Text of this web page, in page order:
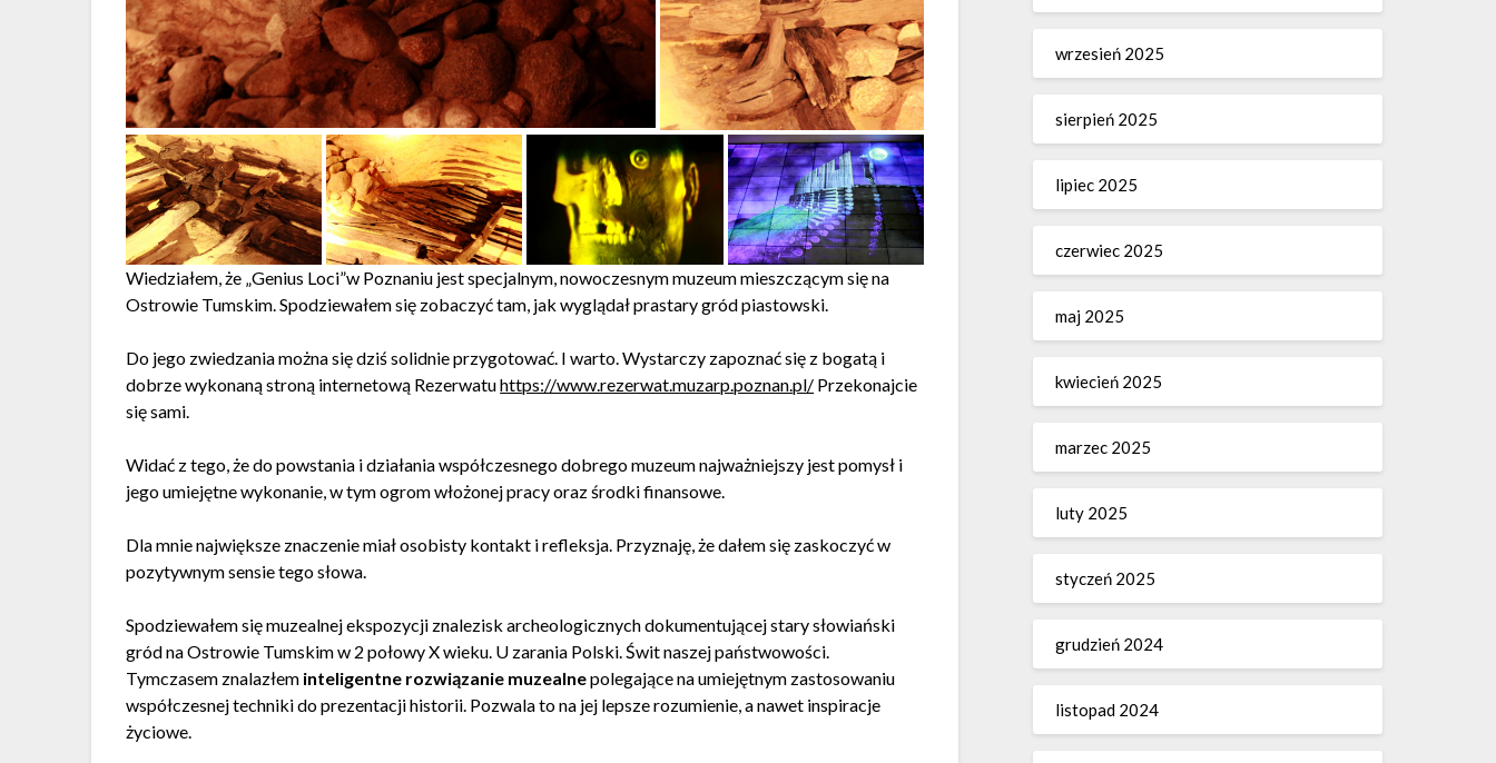
Wiedziałem, że „Genius Loci”w Poznaniu jest specjalnym, nowoczesnym muzeum mieszczącym się na
Ostrowie Tumskim. Spodziewałem się zobaczyć tam, jak wyglądał prastary gród piastowski.
Do jego zwiedzania można się dziś solidnie przygotować. I warto. Wystarczy zapoznać się z bogatą i
dobrze wykonaną stroną internetową Rezerwatuhttps://www.rezerwat.muzarp.poznan.pl/ Przekonajcie
się sami.
Widać z tego, że do powstania i działania współczesnego dobrego muzeum najważniejszy jest pomysł i
jego umiejętne wykonanie, w tym ogrom włożonej pracy oraz środki finansowe.
Dla mnie największe znaczenie miał osobisty kontakt i refleksja. Przyznaję, że dałem się zaskoczyć w
pozytywnym sensie tego słowa.
Spodziewałem się muzealnej ekspozycji znalezisk archeologicznych dokumentującej stary słowiański
gród na Ostrowie Tumskim w 2 połowy X wieku. U zarania Polski. Świt naszej państwowości.
Tymczasem znalazłem inteligentne rozwiązanie muzealnepolegające na umiejętnym zastosowaniu
współczesnej techniki do prezentacji historii. Pozwala to na jej lepsze rozumienie, a nawet inspiracje
życiowe.
wrzesień 2025
sierpień 2025
lipiec 2025
czerwiec 2025
maj 2025
kwiecień 2025
marzec 2025
luty 2025
styczeń 2025
grudzień 2024
listopad 2024